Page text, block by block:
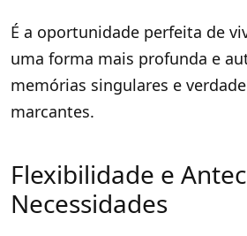
É a oportunidade perfeita de
uma forma mais profunda e
memórias singulares e
marcantes.
Flexibilidade e
Necessidades